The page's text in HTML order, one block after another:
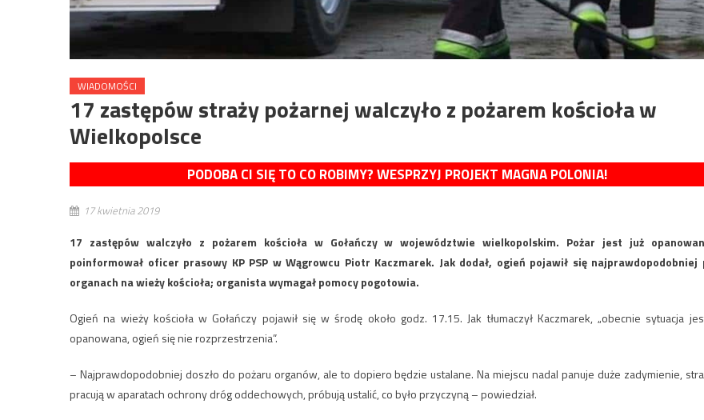
WIADOMOŚCI
17 zastępów straży pożarnej walczyło z pożarem kościoła w
Wielkopolsce
PODOBA CI SIĘ TO CO ROBIMY? WESPRZYJ PROJEKT MAGNA POLONIA!
17 kwietnia 2019
17 zastępów walczyło z pożarem kościoła w Gołańczy w województwie wielkopolskim. Pożar jest już
poinformował oficer prasowy KP PSP w Wągrowcu Piotr Kaczmarek. Jak dodał, ogień pojawił się najprawdopodobniej
organach na wieży kościoła; organista wymagał pomocy pogotowia.
Ogień na wieży kościoła w Gołańczy pojawił się w środę około godz. 17.15. Jak tłumaczył Kaczmarek, „obecnie sytuacja
opanowana, ogień się nie rozprzestrzenia”.
– Najprawdopodobniej doszło do pożaru organów, ale to dopiero będzie ustalane. Na miejscu nadal panuje duże zadymienie,
pracują w aparatach ochrony dróg oddechowych, próbują ustalić, co było przyczyną – powiedział.